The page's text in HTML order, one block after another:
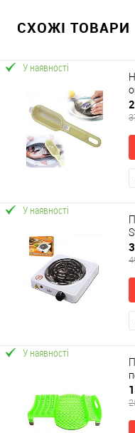
СХОЖІ ТОВАРИ
У наявності
У наявності
У наявності